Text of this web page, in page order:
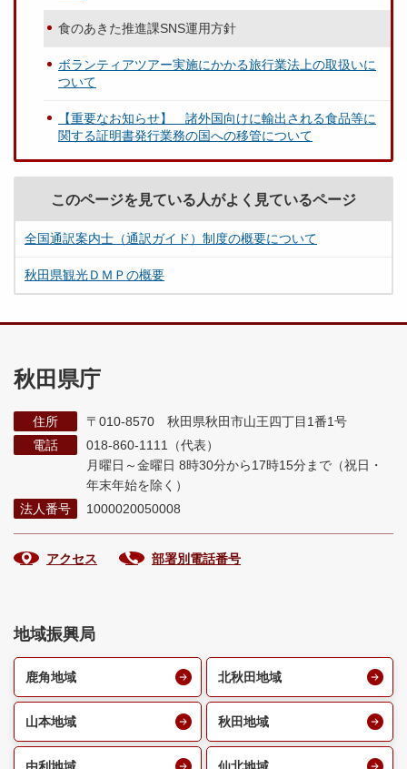
食のあきた推進課SNS運用方針
ボランティアツアー実施にかかる旅行業法上の取扱いに
ついて
【重要なお知らせ】 諸外国向けに輸出される食品等に
関する証明書発行業務の国への移管について
このページを見ている人がよく見ているページ
全国通訳案内士（通訳ガイド）制度の概要について
秋田県観光ＤＭＰの概要
秋田県庁
住所
〒010-8570 秋田県秋田市山王四丁目1番1号
電話
018-860-1111（代表）
月曜日～金曜日 8時30分から17時15分まで （祝日・
年末年始を除く）
法人番号
1000020050008
アクセス 部署別電話番号
地域振興局
鹿角地域 北秋田地域
山本地域 秋田地域